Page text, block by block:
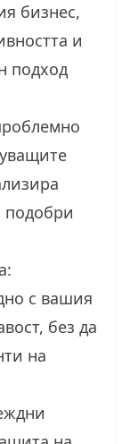
бизнес,
и
подход
подобри
с вашия
без да
на